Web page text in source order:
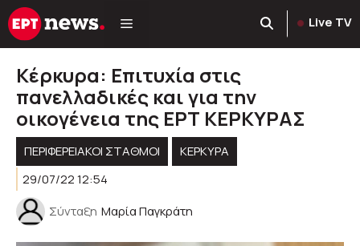
Μετάβαση
σε
Live TV
Κέρκυρα: Επιτυχία στις
πανελλαδικές και για την
οικογένεια της ΕΡΤ ΚΕΡΚΥΡΑΣ
ΠΕΡΙΦΕΡΕΙΑΚΟΊ ΣΤΑΘΜΟΊ
ΚΕΡΚΥΡΑ
29/07/22 12:54
Σύνταξη Μαρία Παγκράτη